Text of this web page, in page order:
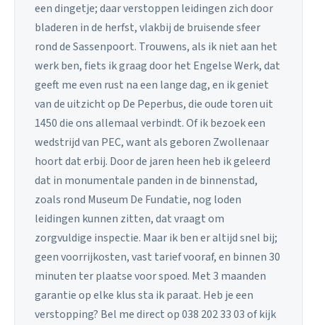
een dingetje; daar verstoppen leidingen zich door
bladeren in de herfst, vlakbij de bruisende sfeer
rond de Sassenpoort. Trouwens, als ik niet aan het
werk ben, fiets ik graag door het Engelse Werk, dat
geeft me even rust na een lange dag, en ik geniet
van de uitzicht op De Peperbus, die oude toren uit
1450 die ons allemaal verbindt. Of ik bezoek een
wedstrijd van PEC, want als geboren Zwollenaar
hoort dat erbij. Door de jaren heen heb ik geleerd
dat in monumentale panden in de binnenstad,
zoals rond Museum De Fundatie, nog loden
leidingen kunnen zitten, dat vraagt om
zorgvuldige inspectie. Maar ik ben er altijd snel bij;
geen voorrijkosten, vast tarief vooraf, en binnen 30
minuten ter plaatse voor spoed. Met 3 maanden
garantie op elke klus sta ik paraat. Heb je een
verstopping? Bel me direct op 038 202 33 03 of kijk